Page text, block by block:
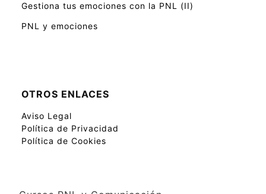
Gestiona tus emociones con la PNL (II)
PNL y emociones
OTROS ENLACES
Aviso Legal
Política de Privacidad
Política de Cookies